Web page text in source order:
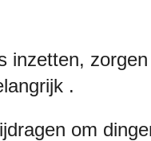
inzetten,
.
om